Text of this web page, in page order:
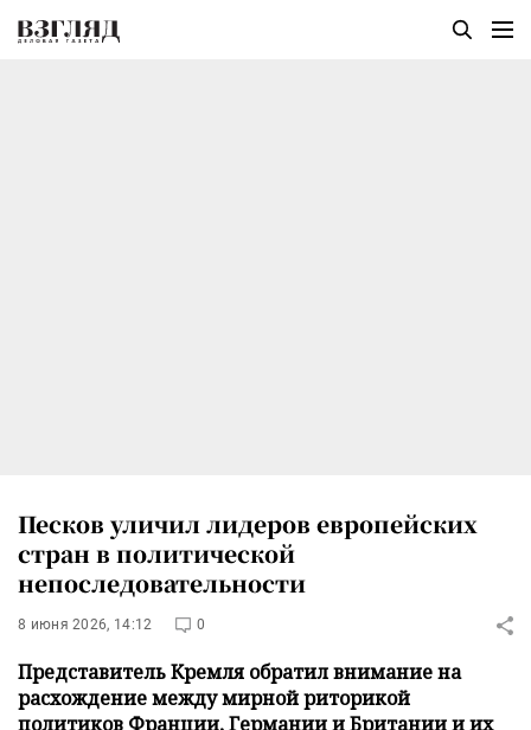
Песков уличил лидеров европейских
стран в политической
непоследовательности
8 июня 2026, 14:12 0
Представитель Кремля обратил внимание на
расхождение между мирной риторикой
политиков Франции, Германии и Британии и их